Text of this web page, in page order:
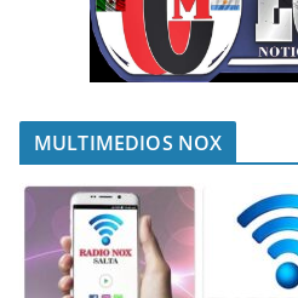
MULTIMEDIOS NOX